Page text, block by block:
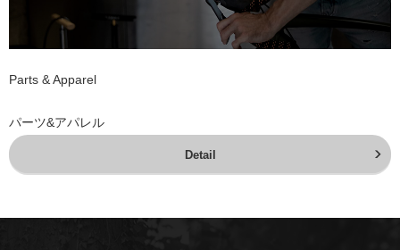
Parts & Apparel
パーツ&アパレル
Detail